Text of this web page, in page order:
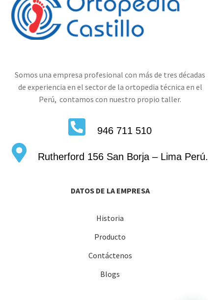
Somos una empresa profesional con más de tres décadas
de experiencia en el sector de la ortopedia técnica en el
Perú, contamos con nuestro propio taller.
946 711 510
Rutherford 156 San Borja – Lima Perú.
DATOS DE LA EMPRESA
Historia
Producto
Contáctenos
Blogs